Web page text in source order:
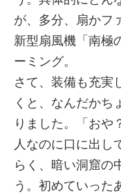
が、多分、扇かフ
新型扇風機「南極
ーミング。
さて、装備も充実
くと、なんだかち
りました。「お
人なのに口に出し
らく、暗い洞窟の
う。初めていった